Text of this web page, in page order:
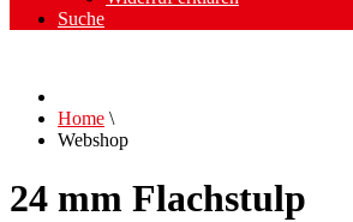
Suche
Home \
Webshop
24 mm Flachstulp